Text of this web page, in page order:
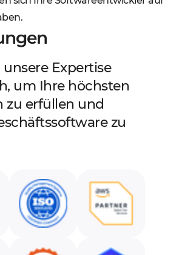
Expertise
um Ihre höchsten
zu erfüllen und
zu